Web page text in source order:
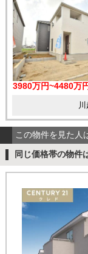
3980万円~4480万
この物件を見た人
同じ価格帯の物件